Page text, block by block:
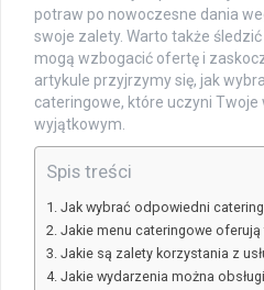
potraw po nowoczesne dania
swoje zalety. Warto także
mogą wzbogacić ofertę i
artykule przyjrzymy się, jak
cateringowe, które uczyni Twoje
wyjątkowym.
Spis treści
Jak wybrać odpowiedni
Jakie menu cateringowe oferują
Jakie są zalety korzystania z
Jakie wydarzenia można